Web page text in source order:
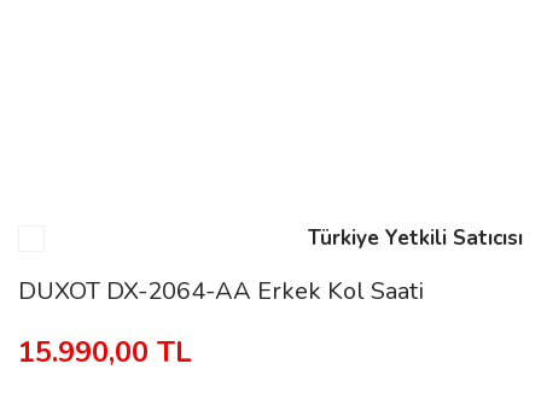
Türkiye Yetkili Satıcısı
DUXOT DX-2064-AA Erkek Kol Saati
15.990,00 TL